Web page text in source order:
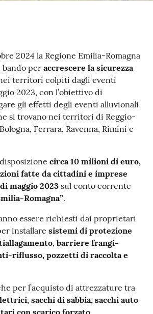
2024 la Regione Emilia-Romagna
peraccrescere la sicurezza
territori colpiti dagli eventi
2023, con l’obiettivo di
gli effetti degli eventi alluvionali
si trovano nei territori di Reggio-
Ferrara, Ravenna, Rimini e
circa 10 milioni di euro,
fatte da cittadini e imprese
maggio 2023 sul conto corrente
Romagna”.
essere richiesti dai proprietari
installare sistemi di protezione
, barriere frangi-
riflusso, pozzetti di raccolta e
per l’acquisto di attrezzature tra
sacchi di sabbia, sacchi auto